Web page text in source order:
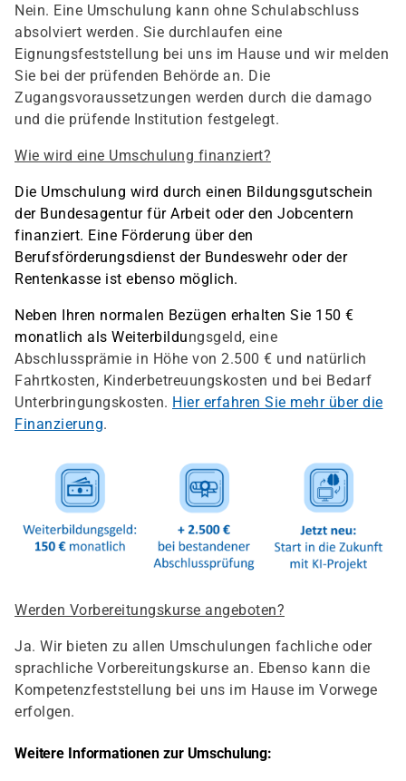
Nein. Eine Umschulung kann ohne Schulabschluss
absolviert werden. Sie durchlaufen eine
Eignungsfeststellung bei uns im Hause und wir melden
Sie bei der prüfenden Behörde an. Die
Zugangsvoraussetzungen werden durch die damago
und die prüfende Institution festgelegt.
Wie wird eine Umschulung finanziert?
Die Umschulung wird durch einen Bildungsgutschein
der Bundesagentur für Arbeit oder den Jobcentern
finanziert. Eine Förderung über den
Berufsförderungsdienst der Bundeswehr oder der
Rentenkasse ist ebenso möglich.
Neben Ihren normalen Bezügen erhalten Sie 150 €
monatlich als Weiterbildungsgeld, eine
Abschlussprämie in Höhe von 2.500 € und natürlich
Fahrtkosten, Kinderbetreuungskosten und bei Bedarf
Unterbringungskosten. Hier erfahren Sie mehr über die
Finanzierung.
Werden Vorbereitungskurse angeboten?
Ja. Wir bieten zu allen Umschulungen fachliche oder
sprachliche Vorbereitungskurse an. Ebenso kann die
Kompetenzfeststellung bei uns im Hause im Vorwege
erfolgen.
Weitere Informationen zur Umschulung: